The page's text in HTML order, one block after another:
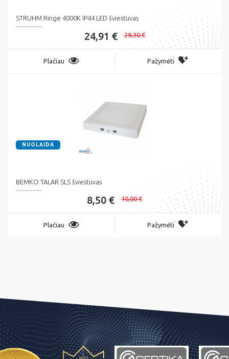
STRUHM Ringe 4000K IP44 LED šviestuvas
24,91 € 29,30 €
Plačiau Pažymėti
NUOLAIDA
BEMKO TALAR SLS šviestuvas
8,50 € 10,00 €
Plačiau Pažymėti